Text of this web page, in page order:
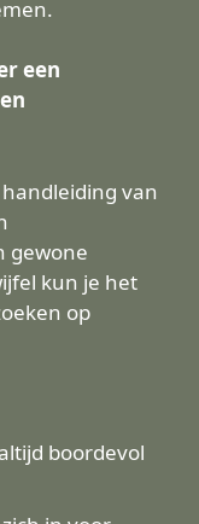
een
van
gewone
kun je het
op
boordevol